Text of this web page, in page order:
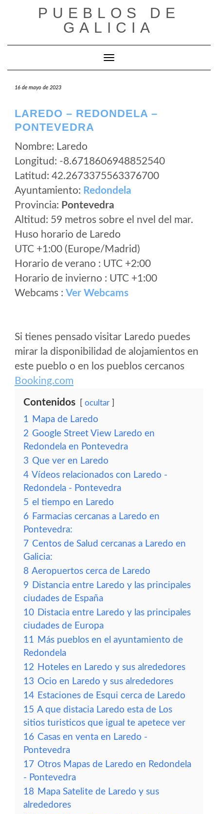
PUEBLOS DE
GALICIA
Cambiar modo de navegación
16 de mayo de 2023
LAREDO – REDONDELA –
PONTEVEDRA
Nombre: Laredo
Longitud: -8.6718606948852540
Latitud: 42.2673375563376700
Ayuntamiento: Redondela
Provincia: Pontevedra
Altitud: 59 metros sobre el nvel del mar.
Huso horario de Laredo
UTC +1:00 (Europe/Madrid)
Horario de verano : UTC +2:00
Horario de invierno : UTC +1:00
Webcams : Ver Webcams
Si tienes pensado visitar Laredo puedes
mirar la disponibilidad de alojamientos en
este pueblo o en los pueblos cercanos
Booking.com
Contenidos ocultar
1 Mapa de Laredo
2 Google Street View Laredo en
Redondela en Pontevedra
3 Que ver en Laredo
4 Vídeos relacionados con Laredo -
Redondela - Pontevedra
5 el tiempo en Laredo
6 Farmacias cercanas a Laredo en
Pontevedra:
7 Centos de Salud cercanas a Laredo en
Galicia:
8 Aeropuertos cerca de Laredo
9 Distancia entre Laredo y las principales
ciudades de España
10 Distacia entre Laredo y las principales
ciudades de Europa
11 Más pueblos en el ayuntamiento de
Redondela
12 Hoteles en Laredo y sus alrededores
13 Ocio en Laredo y sus alrededores
14 Estaciones de Esqui cerca de Laredo
15 A que distacia Laredo esta de Los
sitios turisticos que igual te apetece ver
16 Casas en venta en Laredo -
Pontevedra
17 Otros Mapas de Laredo en Redondela
- Pontevedra
18 Mapa Satelite de Laredo y sus
alrededores